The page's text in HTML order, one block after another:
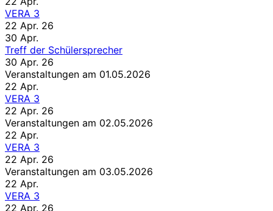
VERA 3
22 Apr. 26
30 Apr.
Treff der Schülersprecher
30 Apr. 26
Veranstaltungen am 01.05.2026
22 Apr.
VERA 3
22 Apr. 26
Veranstaltungen am 02.05.2026
22 Apr.
VERA 3
22 Apr. 26
Veranstaltungen am 03.05.2026
22 Apr.
VERA 3
22 Apr. 26